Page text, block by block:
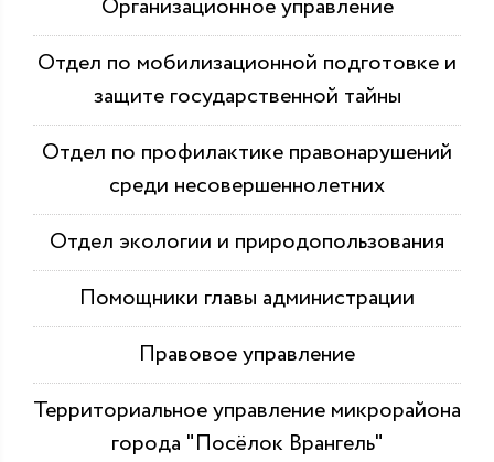
Организационное управление
Отдел по мобилизационной подготовке и
защите государственной тайны
Отдел по профилактике правонарушений
среди несовершеннолетних
Отдел экологии и природопользования
Помощники главы администрации
Правовое управление
Территориальное управление микрорайона
города "Посёлок Врангель"